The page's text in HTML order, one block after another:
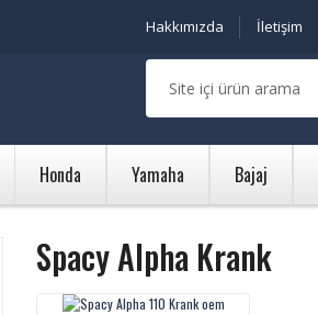
Hakkımızda İletişim
Honda Yamaha Bajaj
Spacy Alpha Krank